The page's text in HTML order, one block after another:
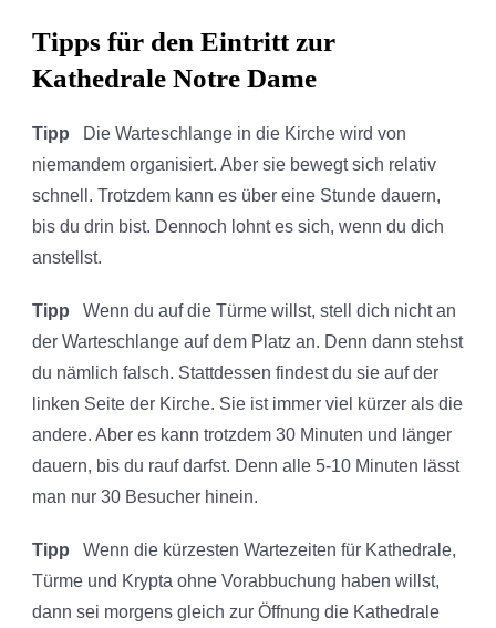
Tipps für den Eintritt zur
Kathedrale Notre Dame
Tipp
Die Warteschlange in die Kirche wird von
niemandem organisiert. Aber sie bewegt sich relativ
schnell. Trotzdem kann es über eine Stunde dauern,
bis du drin bist. Dennoch lohnt es sich, wenn du dich
anstellst.
Tipp Wenn du auf die Türme willst, stell dich nicht an
der Warteschlange auf dem Platz an. Denn dann stehst
du nämlich falsch. Stattdessen findest du sie auf der
linken Seite der Kirche. Sie ist immer viel kürzer als die
andere. Aber es kann trotzdem 30 Minuten und länger
dauern, bis du rauf darfst. Denn alle 5-10 Minuten lässt
man nur 30 Besucher hinein.
Tipp Wenn die kürzesten Wartezeiten für Kathedrale,
Türme und Krypta ohne Vorabbuchung haben willst,
dann sei morgens gleich zur Öffnung die Kathedrale